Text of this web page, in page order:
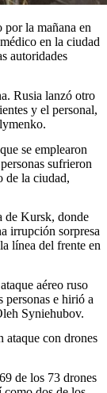
por la mañana en
en la ciudad
autoridades
Rusia lanzó otro
y el personal,
se emplearon
sufrieron
de la ciudad,
de Kursk, donde
irrupción sorpresa
línea del frente en
aéreo ruso
personas e hirió a
Syniehubov.
ataque con drones
de los 73 drones